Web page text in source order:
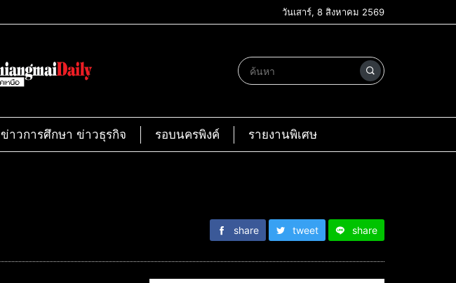
วันเสาร์, 8 สิงหาคม 2569
ข่าวการศึกษา ข่าวธุรกิจ รอบนครพิงค์ รายงานพิเศษ
share tweet share